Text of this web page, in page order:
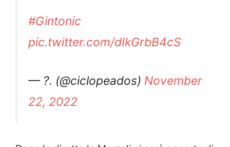
#Gintonic
pic.twitter.com/dIkGrbB4cS
— ?. (@ciclopeados) November
22, 2022